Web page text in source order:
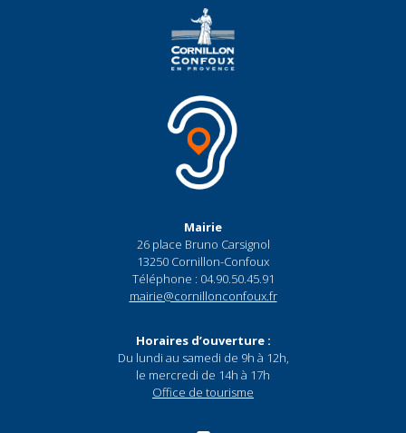
Mairie
26 place Bruno Carsignol
13250 Cornillon-Confoux
Téléphone : 04.90.50.45.91
mairie@cornillonconfoux.fr
Horaires d’ouverture :
Du lundi au samedi de 9h à 12h,
le mercredi de 14h à 17h
Office de tourisme